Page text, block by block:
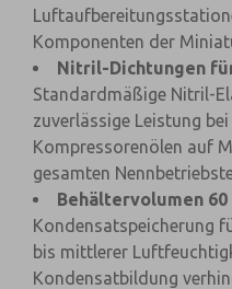
Komponenten der
Nitril-Dichtungen
Standardmäßige Nitril-
zuverlässige Leistung
Kompressorenölen auf
gesamten
Behältervolumen 60
Kondensatspeicherung
bis mittlerer
Kondensatbildung